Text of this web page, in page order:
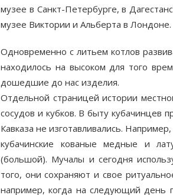
музее в Санкт-Петербурге, в
музее Виктории и Альберта в Лондоне.
Одновременно с литьем котлов
находилось на высоком для того
дошедшие до нас изделия.
Отдельной страницей истории
сосудов и кубков. В быту кубачинцев
Кавказа не изготавливались.
кубачинские кованые медные и
(большой). Мучалы и сегодня
того, они сохраняют и свое
например, когда на следующий день